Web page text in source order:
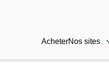
AcheterNos sites